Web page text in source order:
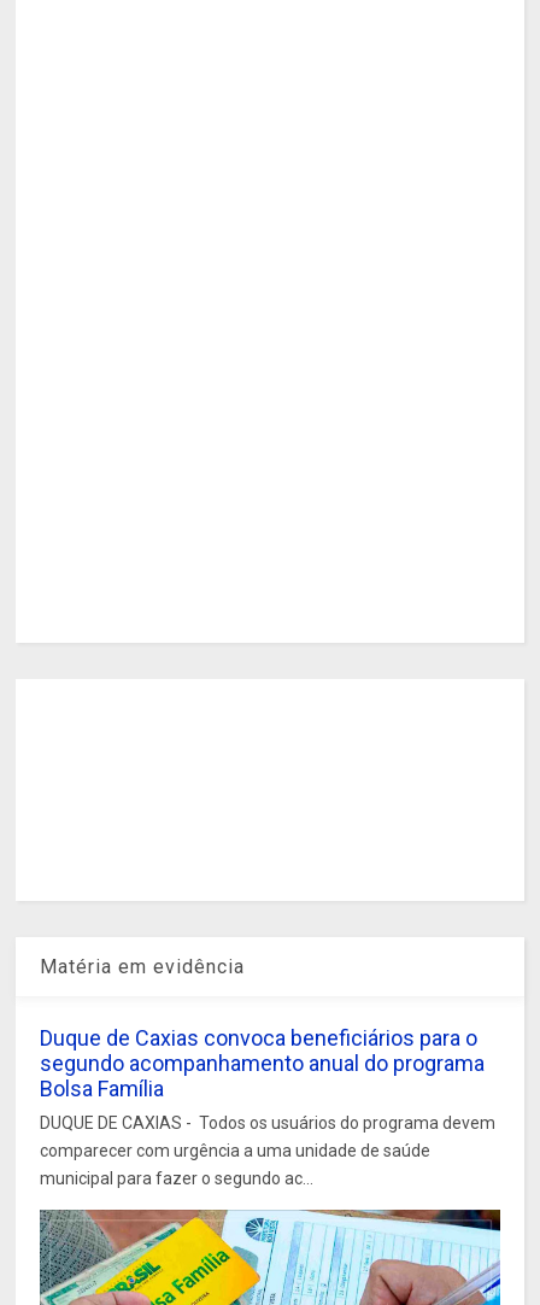
Matéria em evidência
Duque de Caxias convoca beneficiários para o
segundo acompanhamento anual do programa
Bolsa Família
DUQUE DE CAXIAS - Todos os usuários do programa devem
comparecer com urgência a uma unidade de saúde
municipal para fazer o segundo ac...